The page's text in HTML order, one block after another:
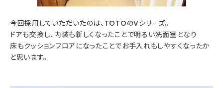
今回採用していただいたのは、TOTOのVシリーズ。
ドアも交換し、内装も新しくなったことで明るい洗面室となり
床もクッションフロアになったことでお手入れもしやすくなったか
と思います。